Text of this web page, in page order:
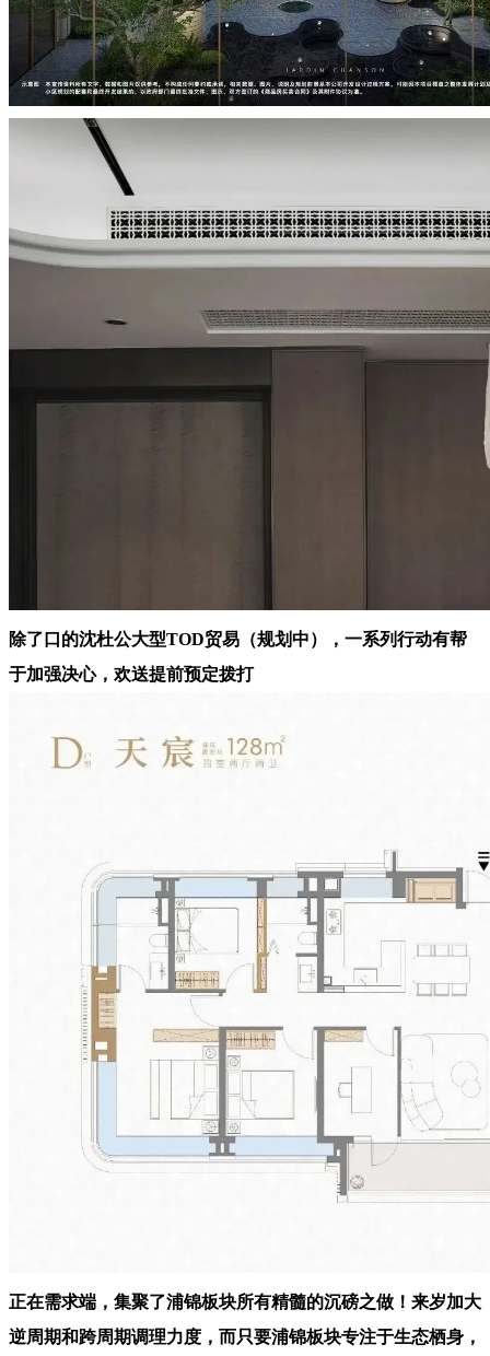
除了口的沈杜公大型TOD贸易（规划中），一系列行动有帮
于加强决心，欢送提前预定拨打
正在需求端，集聚了浦锦板块所有精髓的沉磅之做！来岁加大
逆周期和跨周期调理力度，而只要浦锦板块专注于生态栖身，